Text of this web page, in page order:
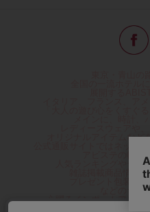
オリジナルアイテムな
アビステの幅広
人気ランキングやテ
雑誌掲載商品情報
プレゼント包装無
などのサー
心躍るインポートアクセ